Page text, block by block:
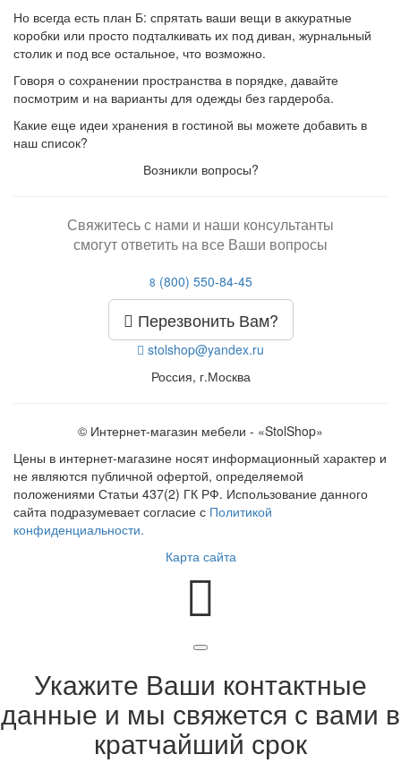
Но всегда есть план Б: спрятать ваши вещи в аккуратные
коробки или просто подталкивать их под диван, журнальный
столик и под все остальное, что возможно.
Говоря о сохранении пространства в порядке, давайте
посмотрим и на варианты для одежды без гардероба.
Какие еще идеи хранения в гостиной вы можете добавить в
наш список?
Возникли вопросы?
Свяжитесь с нами и наши консультанты
смогут ответить на все Ваши вопросы
8 (800) 550-84-45
Перезвонить Вам?
stolshop@yandex.ru
Россия, г.Москва
© Интернет-магазин мебели - «StolShop»
Цены в интернет-магазине носят информационный характер и
не являются публичной офертой, определяемой
положениями Статьи 437(2) ГК РФ. Использование данного
сайта подразумевает согласие с Политикой
конфиденциальности.
Карта сайта
Укажите Ваши контактные
данные и мы свяжется с вами в
кратчайший срок